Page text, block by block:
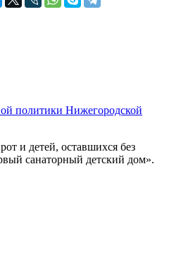
и детей, оставшихся без
санаторный детский дом».